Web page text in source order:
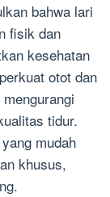
bahwa lari
fisik dan
kesehatan
otot dan
tidur.
mudah
khusus,